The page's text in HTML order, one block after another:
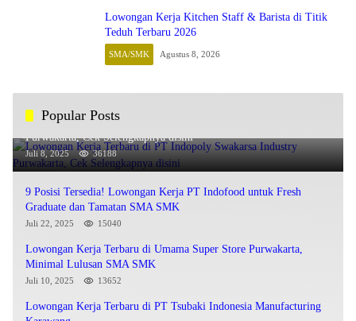
Lowongan Kerja Kitchen Staff & Barista di Titik
Teduh Terbaru 2026
SMA/SMK Agustus 8, 2026
Popular Posts
Lowongan Kerja Terbaru di PT Indopoly Swakarsa Industry
Purwakarta, Cek Selengkapnya disini
Juli 8, 2025 36188
9 Posisi Tersedia! Lowongan Kerja PT Indofood untuk Fresh
Graduate dan Tamatan SMA SMK
Juli 22, 2025 15040
Lowongan Kerja Terbaru di Umama Super Store Purwakarta,
Minimal Lulusan SMA SMK
Juli 10, 2025 13652
Lowongan Kerja Terbaru di PT Tsubaki Indonesia Manufacturing